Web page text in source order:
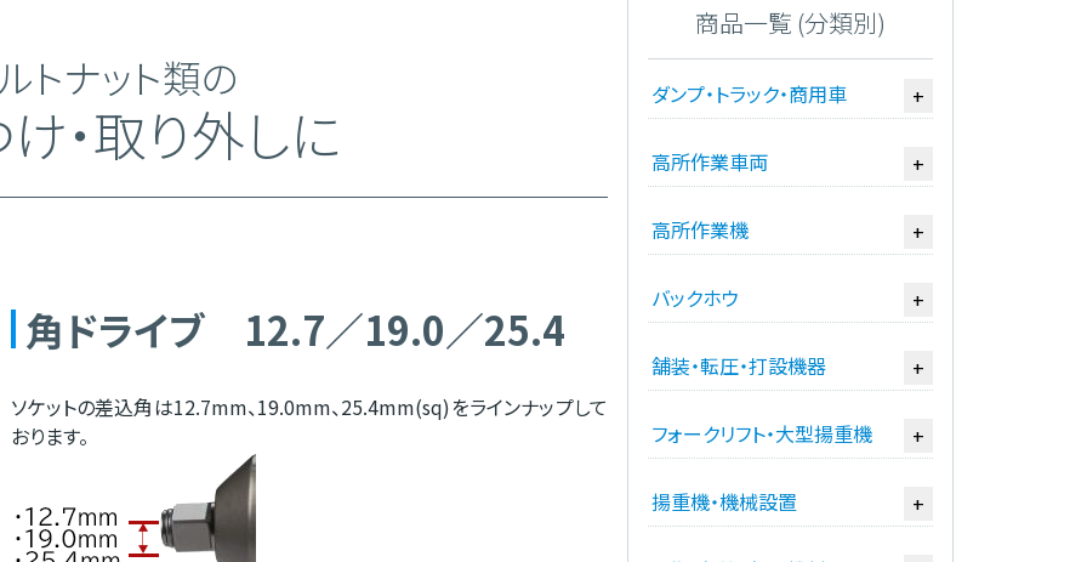
トナット類の
・取り外しに
角ドライブ 12.7／19.0／25.4
ソケットの差込角は12.7mm、19.0mm、25.4mm(sq)をラインナップして
おります。
商品一覧 (分類別)
ダンプ・トラック・商用車 +
高所作業車両 +
高所作業機 +
バックホウ +
舗装・転圧・打設機器 +
フォークリフト・大型揚重機 +
揚重機・機械設置 +